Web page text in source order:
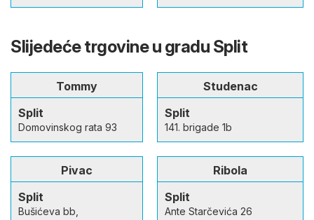
Slijedeće trgovine u gradu Split
Tommy
Split
Domovinskog rata 93
Studenac
Split
141. brigade 1b
Pivac
Split
Bušićeva bb,
Ribola
Split
Ante Starčevića 26